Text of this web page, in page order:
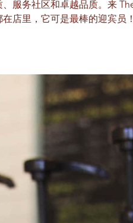
服务社区和卓越品质。来
店里，它可是最棒的迎宾员